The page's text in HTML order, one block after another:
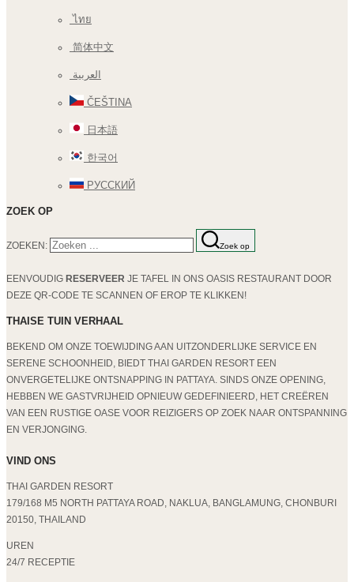
ไทย
简体中文
العربية
ČEŠTINA
日本語
한국어
РУССКИЙ
ZOEK OP
ZOEKEN: Zoek op
EENVOUDIG RESERVEER JE TAFEL IN ONS OASIS RESTAURANT DOOR
DEZE QR-CODE TE SCANNEN OF EROP TE KLIKKEN!
THAISE TUIN VERHAAL
BEKEND OM ONZE TOEWIJDING AAN UITZONDERLIJKE SERVICE EN
SERENE SCHOONHEID, BIEDT THAI GARDEN RESORT EEN
ONVERGETELIJKE ONTSNAPPING IN PATTAYA. SINDS ONZE OPENING,
HEBBEN WE GASTVRIJHEID OPNIEUW GEDEFINIEERD, HET CREËREN
VAN EEN RUSTIGE OASE VOOR REIZIGERS OP ZOEK NAAR ONTSPANNING
EN VERJONGING.
VIND ONS
THAI GARDEN RESORT
179/168 M5 NORTH PATTAYA ROAD, NAKLUA, BANGLAMUNG, CHONBURI
20150, THAILAND
UREN
24/7 RECEPTIE